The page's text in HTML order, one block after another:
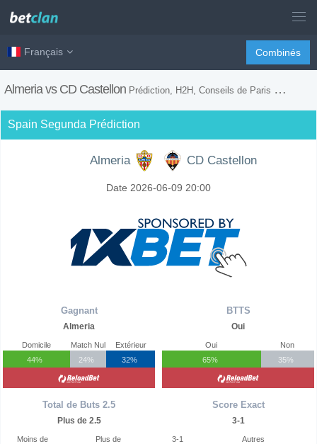
Français Combinés
Almeria vs CD Castellon Prédiction, H2H, Conseils de Paris et Prévision du Match
Spain Segunda Prédiction
Almeria CD Castellon
Date 2026-06-09 20:00
Gagnant
Almeria
Domicile
44%
Match Nul
24%
Extérieur
32%
Total de Buts 2.5
Plus de 2.5
Moins de
Plus de
BTTS
Oui
Oui
65%
Non
35%
Score Exact
3-1
3-1
Autres